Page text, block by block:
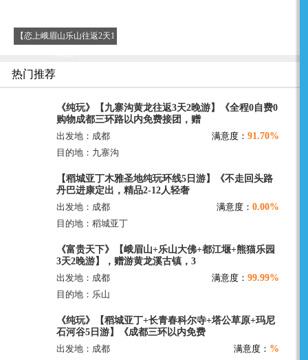
【恋上峨眉山乐山往返2天1
热门推荐
《纯玩》【九寨沟黄龙往返3天2晚游】《全程0自费0
购物成都三环路以内免费接团，赠
出发地：成都 满意度：91.70%
目的地：九寨沟
【稻城亚丁木雅圣地纯玩环线5日游】《不走回头路
丹巴进康定出，精品2-12人轻奢
出发地：成都 满意度：0.00%
目的地：稻城亚丁
《富贵天下》【峨眉山+乐山大佛+都江堰+熊猫乐园
3天2晚游】，赠游黄龙溪古镇，3
出发地：成都 满意度：99.99%
目的地：乐山
《纯玩》【稻城亚丁+长青春科尔寺+塔公草原+玛尼
石河谷5日游】《成都三环以内免费
出发地：成都 满意度： %